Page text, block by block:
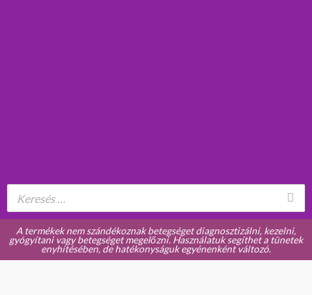
A termékek nem szándékoznak betegséget diagnosztizálni, kezelni,
gyógyítani vagy betegséget megelőzni. Használatuk segíthet a tünetek
enyhítésében, de hatékonyságuk egyénenként változó.